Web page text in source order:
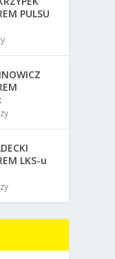
PULSU
LKS-u